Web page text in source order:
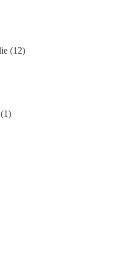
sondern ein teures,
Auswertung der
nicht billiger,
fehlschlag-
von-
ld.10006607
Energiepreise und
Demokratie-
(12)
(1)